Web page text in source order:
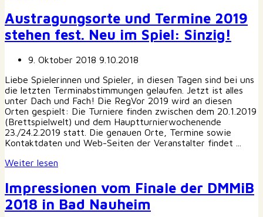
Austragungsorte und Termine 2019
stehen fest. Neu im Spiel: Sinzig!
9. Oktober 2018 9.10.2018
Liebe Spielerinnen und Spieler, in diesen Tagen sind bei uns
die letzten Terminabstimmungen gelaufen. Jetzt ist alles
unter Dach und Fach! Die RegVor 2019 wird an diesen
Orten gespielt: Die Turniere finden zwischen dem 20.1.2019
(Brettspielwelt) und dem Hauptturnierwochenende
23./24.2.2019 statt. Die genauen Orte, Termine sowie
Kontaktdaten und Web-Seiten der Veranstalter findet ...
Weiter lesen
Impressionen vom Finale der DMMiB
2018 in Bad Nauheim